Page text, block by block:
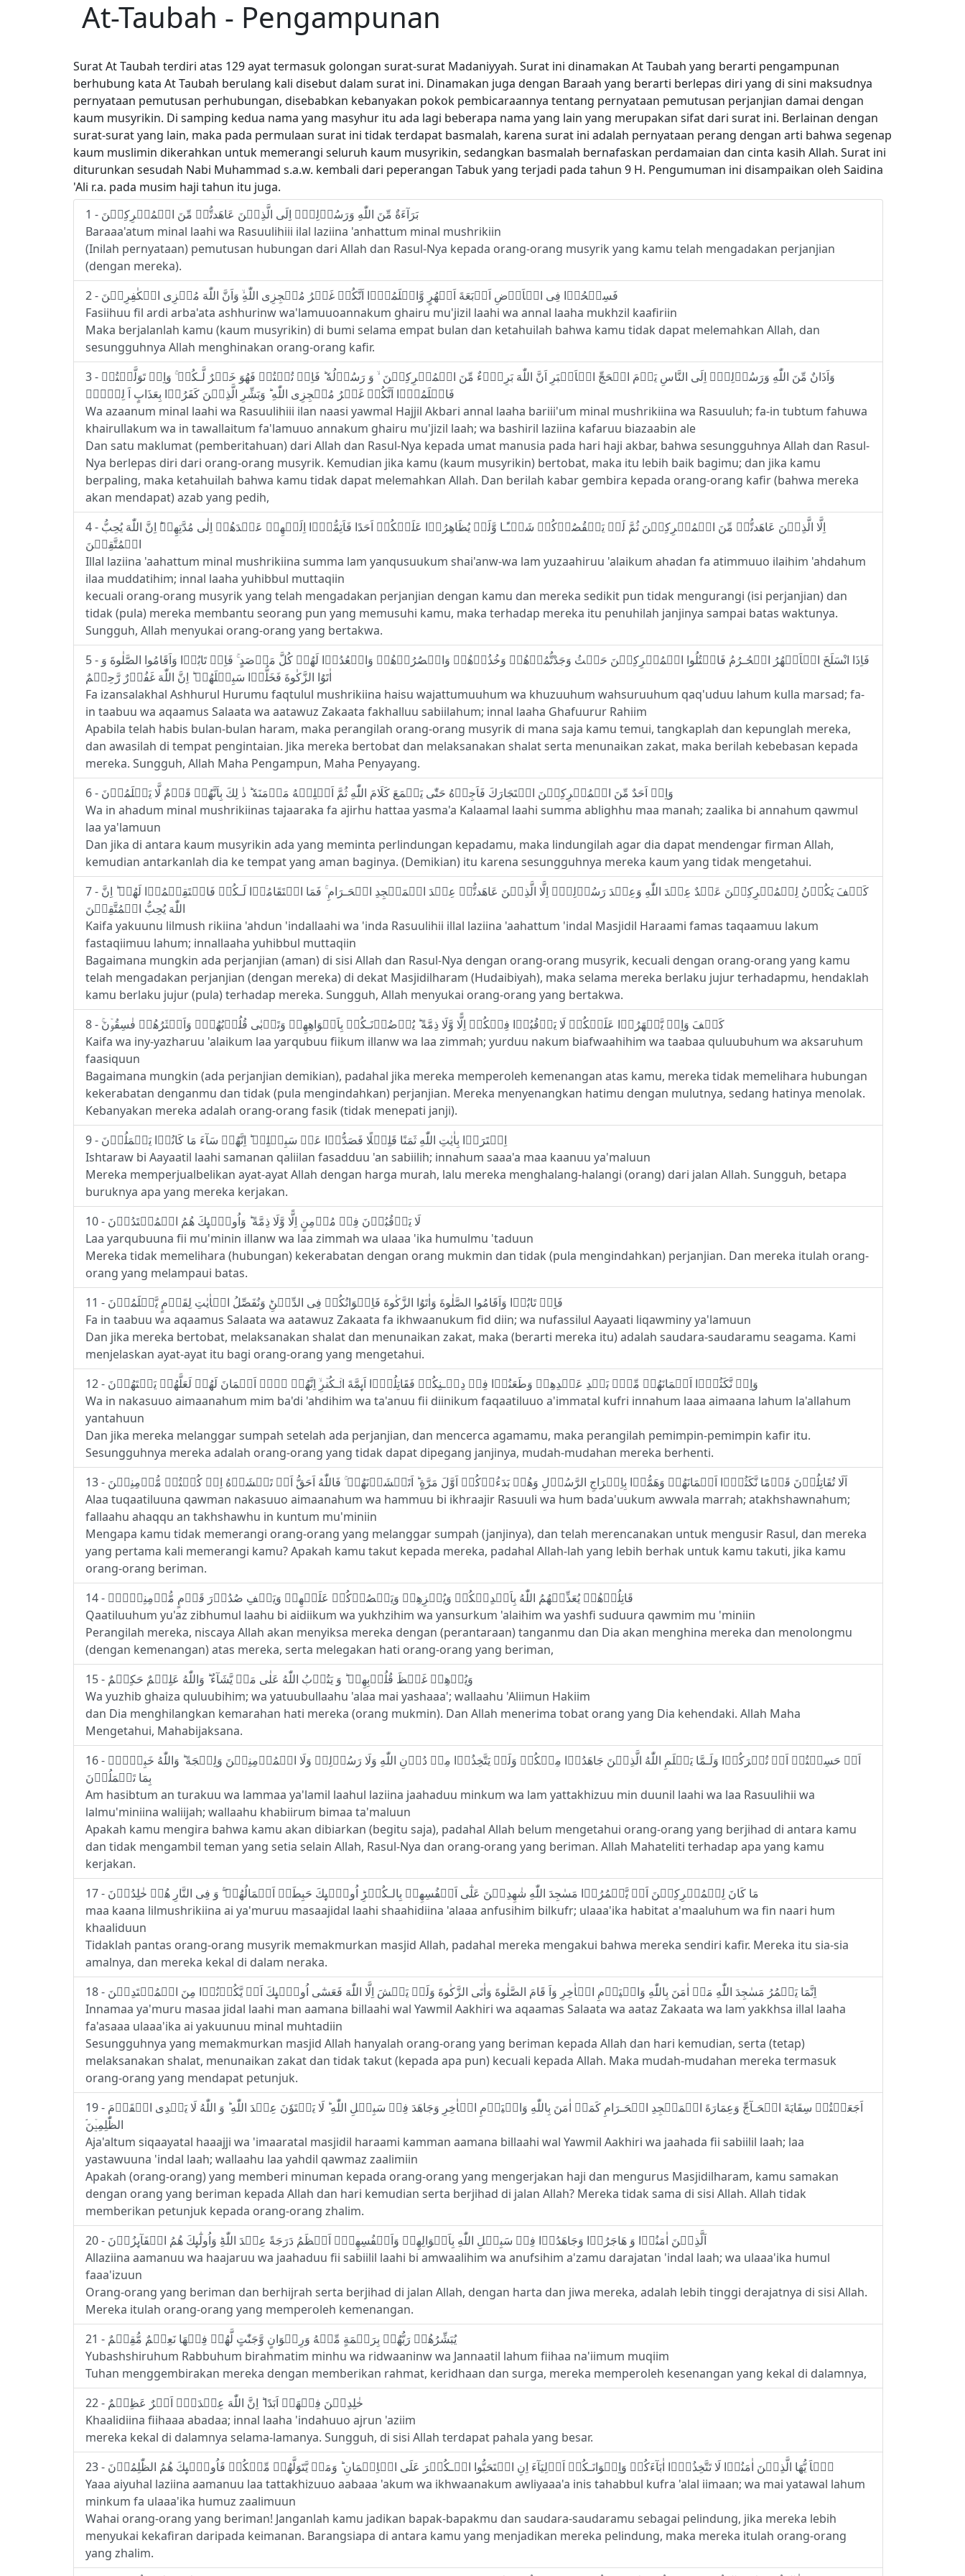
At-Taubah - Pengampunan
Surat At Taubah terdiri atas 129 ayat termasuk golongan surat-surat Madaniyyah. Surat ini dinamakan At Taubah yang berarti pengampunan
berhubung kata At Taubah berulang kali disebut dalam surat ini. Dinamakan juga dengan Baraah yang berarti berlepas diri yang di sini maksudnya
pernyataan pemutusan perhubungan, disebabkan kebanyakan pokok pembicaraannya tentang pernyataan pemutusan perjanjian damai dengan
kaum musyrikin. Di samping kedua nama yang masyhur itu ada lagi beberapa nama yang lain yang merupakan sifat dari surat ini. Berlainan dengan
surat-surat yang lain, maka pada permulaan surat ini tidak terdapat basmalah, karena surat ini adalah pernyataan perang dengan arti bahwa segenap
kaum muslimin dikerahkan untuk memerangi seluruh kaum musyrikin, sedangkan basmalah bernafaskan perdamaian dan cinta kasih Allah. Surat ini
diturunkan sesudah Nabi Muhammad s.a.w. kembali dari peperangan Tabuk yang terjadi pada tahun 9 H. Pengumuman ini disampaikan oleh Saidina
'Ali r.a. pada musim haji tahun itu juga.
1 - بَرَآءَةٌ مِّنَ اللّٰهِ وَرَسُوۡلِهٖۤ اِلَى الَّذِيۡنَ عَاهَدتُّمۡ مِّنَ الۡمُشۡرِكِيۡنَ
Baraaa'atum minal laahi wa Rasuulihiii ilal laziina 'anhattum minal mushrikiin
(Inilah pernyataan) pemutusan hubungan dari Allah dan Rasul-Nya kepada orang-orang musyrik yang kamu telah mengadakan perjanjian
(dengan mereka).
Fasiihuu fil ardi arba'ata ashhurinw wa'lamuuoannakum ghairu mu'jizil laahi wa annal laaha mukhzil kaafiriin
Maka berjalanlah kamu (kaum musyrikin) di bumi selama empat bulan dan ketahuilah bahwa kamu tidak dapat melemahkan Allah, dan
sesungguhnya Allah menghinakan orang-orang kafir.
3 - وَاَذَانٌ مِّنَ اللّٰهِ وَرَسُوۡلِهٖۤ اِلَى النَّاسِ يَوۡمَ الۡحَجِّ الۡاَكۡبَرِ اَنَّ اللّٰهَ بَرِىۡۤءٌ مِّنَ الۡمُشۡرِكِيۡنَ ‌ ۙ وَ رَسُوۡلُهٗ‌ ؕ فَاِنۡ تُبۡتُمۡ فَهُوَ خَيۡرٌ لَّـكُمۡ ‌ۚ وَاِنۡ تَوَلَّيۡتُمۡ
Wa azaanum minal laahi wa Rasuulihiii ilan naasi yawmal Hajjil Akbari annal laaha bariii'um minal mushrikiina wa Rasuuluh; fa-in tubtum fahuwa
khairullakum wa in tawallaitum fa'lamuuo annakum ghairu mu'jizil laah; wa bashiril laziina kafaruu biazaabin ale
Dan satu maklumat (pemberitahuan) dari Allah dan Rasul-Nya kepada umat manusia pada hari haji akbar, bahwa sesungguhnya Allah dan Rasul-
Nya berlepas diri dari orang-orang musyrik. Kemudian jika kamu (kaum musyrikin) bertobat, maka itu lebih baik bagimu; dan jika kamu
berpaling, maka ketahuilah bahwa kamu tidak dapat melemahkan Allah. Dan berilah kabar gembira kepada orang-orang kafir (bahwa mereka
akan mendapat) azab yang pedih,
4 - اِلَّا الَّذِيۡنَ عَاهَدتُّمۡ مِّنَ الۡمُشۡرِكِيۡنَ ثُمَّ لَمۡ يَنۡقُصُوۡكُمۡ شَيۡـًٔـا وَّلَمۡ يُظَاهِرُوۡا عَلَيۡكُمۡ اَحَدًا فَاَتِمُّوۡۤا اِلَيۡهِمۡ عَهۡدَهُمۡ اِلٰى مُدَّتِهِمۡ‌ؕ اِنَّ اللّٰهَ يُحِبُّ
Illal laziina 'aahattum minal mushrikiina summa lam yanqusuukum shai'anw-wa lam yuzaahiruu 'alaikum ahadan fa atimmuuo ilaihim 'ahdahum
ilaa muddatihim; innal laaha yuhibbul muttaqiin
kecuali orang-orang musyrik yang telah mengadakan perjanjian dengan kamu dan mereka sedikit pun tidak mengurangi (isi perjanjian) dan
tidak (pula) mereka membantu seorang pun yang memusuhi kamu, maka terhadap mereka itu penuhilah janjinya sampai batas waktunya.
Sungguh, Allah menyukai orang-orang yang bertakwa.
5 - فَاِذَا انْسَلَخَ الۡاَشۡهُرُ الۡحُـرُمُ فَاقۡتُلُوا الۡمُشۡرِكِيۡنَ حَيۡثُ وَجَدْتُّمُوۡهُمۡ وَخُذُوۡهُمۡ وَاحۡصُرُوۡهُمۡ وَاقۡعُدُوۡا لَهُمۡ كُلَّ مَرۡصَدٍ‌ ۚ فَاِنۡ تَابُوۡا وَاَقَامُوا الصَّلٰوةَ وَ
Fa izansalakhal Ashhurul Hurumu faqtulul mushrikiina haisu wajattumuuhum wa khuzuuhum wahsuruuhum qaq'uduu lahum kulla marsad; fa-
in taabuu wa aqaamus Salaata wa aatawuz Zakaata fakhalluu sabiilahum; innal laaha Ghafuurur Rahiim
Apabila telah habis bulan-bulan haram, maka perangilah orang-orang musyrik di mana saja kamu temui, tangkaplah dan kepunglah mereka,
dan awasilah di tempat pengintaian. Jika mereka bertobat dan melaksanakan shalat serta menunaikan zakat, maka berilah kebebasan kepada
mereka. Sungguh, Allah Maha Pengampun, Maha Penyayang.
Wa in ahadum minal mushrikiinas tajaaraka fa ajirhu hattaa yasma'a Kalaamal laahi summa ablighhu maa manah; zaalika bi annahum qawmul
laa ya'lamuun
Dan jika di antara kaum musyrikin ada yang meminta perlindungan kepadamu, maka lindungilah agar dia dapat mendengar firman Allah,
kemudian antarkanlah dia ke tempat yang aman baginya. (Demikian) itu karena sesungguhnya mereka kaum yang tidak mengetahui.
7 - كَيۡفَ يَكُوۡنُ لِلۡمُشۡرِكِيۡنَ عَهۡدٌ عِنۡدَ اللّٰهِ وَعِنۡدَ رَسُوۡلِهٖۤ اِلَّا الَّذِيۡنَ عَاهَدتُّمۡ عِنۡدَ الۡمَسۡجِدِ الۡحَـرَامِ‌ ۚ فَمَا اسۡتَقَامُوۡا لَـكُمۡ فَاسۡتَقِيۡمُوۡا لَهُمۡ‌ ؕ اِنَّ
Kaifa yakuunu lilmush rikiina 'ahdun 'indallaahi wa 'inda Rasuulihii illal laziina 'aahattum 'indal Masjidil Haraami famas taqaamuu lakum
fastaqiimuu lahum; innallaaha yuhibbul muttaqiin
Bagaimana mungkin ada perjanjian (aman) di sisi Allah dan Rasul-Nya dengan orang-orang musyrik, kecuali dengan orang-orang yang kamu
telah mengadakan perjanjian (dengan mereka) di dekat Masjidilharam (Hudaibiyah), maka selama mereka berlaku jujur terhadapmu, hendaklah
kamu berlaku jujur (pula) terhadap mereka. Sungguh, Allah menyukai orang-orang yang bertakwa.
Kaifa wa iny-yazharuu 'alaikum laa yarqubuu fiikum illanw wa laa zimmah; yurduu nakum biafwaahihim wa taabaa quluubuhum wa aksaruhum
faasiquun
Bagaimana mungkin (ada perjanjian demikian), padahal jika mereka memperoleh kemenangan atas kamu, mereka tidak memelihara hubungan
kekerabatan denganmu dan tidak (pula mengindahkan) perjanjian. Mereka menyenangkan hatimu dengan mulutnya, sedang hatinya menolak.
Kebanyakan mereka adalah orang-orang fasik (tidak menepati janji).
Ishtaraw bi Aayaatil laahi samanan qaliilan fasadduu 'an sabiilih; innahum saaa'a maa kaanuu ya'maluun
Mereka memperjualbelikan ayat-ayat Allah dengan harga murah, lalu mereka menghalang-halangi (orang) dari jalan Allah. Sungguh, betapa
buruknya apa yang mereka kerjakan.
Laa yarqubuuna fii mu'minin illanw wa laa zimmah wa ulaaa 'ika humulmu 'taduun
Mereka tidak memelihara (hubungan) kekerabatan dengan orang mukmin dan tidak (pula mengindahkan) perjanjian. Dan mereka itulah orang-
orang yang melampaui batas.
Fa in taabuu wa aqaamus Salaata wa aatawuz Zakaata fa ikhwaanukum fid diin; wa nufassilul Aayaati liqawminy ya'lamuun
Dan jika mereka bertobat, melaksanakan shalat dan menunaikan zakat, maka (berarti mereka itu) adalah saudara-saudaramu seagama. Kami
menjelaskan ayat-ayat itu bagi orang-orang yang mengetahui.
Wa in nakasuuo aimaanahum mim ba'di 'ahdihim wa ta'anuu fii diinikum faqaatiluuo a'immatal kufri innahum laaa aimaana lahum la'allahum
yantahuun
Dan jika mereka melanggar sumpah setelah ada perjanjian, dan mencerca agamamu, maka perangilah pemimpin-pemimpin kafir itu.
Sesungguhnya mereka adalah orang-orang yang tidak dapat dipegang janjinya, mudah-mudahan mereka berhenti.
Alaa tuqaatiluuna qawman nakasuuo aimaanahum wa hammuu bi ikhraajir Rasuuli wa hum bada'uukum awwala marrah; atakhshawnahum;
fallaahu ahaqqu an takhshawhu in kuntum mu'miniin
Mengapa kamu tidak memerangi orang-orang yang melanggar sumpah (janjinya), dan telah merencanakan untuk mengusir Rasul, dan mereka
yang pertama kali memerangi kamu? Apakah kamu takut kepada mereka, padahal Allah-lah yang lebih berhak untuk kamu takuti, jika kamu
orang-orang beriman.
Qaatiluuhum yu'az zibhumul laahu bi aidiikum wa yukhzihim wa yansurkum 'alaihim wa yashfi suduura qawmim mu 'miniin
Perangilah mereka, niscaya Allah akan menyiksa mereka dengan (perantaraan) tanganmu dan Dia akan menghina mereka dan menolongmu
(dengan kemenangan) atas mereka, serta melegakan hati orang-orang yang beriman,
Wa yuzhib ghaiza quluubihim; wa yatuubullaahu 'alaa mai yashaaa'; wallaahu 'Aliimun Hakiim
dan Dia menghilangkan kemarahan hati mereka (orang mukmin). Dan Allah menerima tobat orang yang Dia kehendaki. Allah Maha
Mengetahui, Mahabijaksana.
16 - اَمۡ حَسِبۡتُمۡ اَنۡ تُتۡرَكُوۡا وَلَـمَّا يَعۡلَمِ اللّٰهُ الَّذِيۡنَ جَاهَدُوۡا مِنۡكُمۡ وَلَمۡ يَتَّخِذُوۡا مِنۡ دُوۡنِ اللّٰهِ وَلَا رَسُوۡلِهٖ وَلَا الۡمُؤۡمِنِيۡنَ وَلِيۡجَةً‌ ؕ وَاللّٰهُ خَبِيۡرٌۢ
Am hasibtum an turakuu wa lammaa ya'lamil laahul laziina jaahaduu minkum wa lam yattakhizuu min duunil laahi wa laa Rasuulihii wa
lalmu'miniina waliijah; wallaahu khabiirum bimaa ta'maluun
Apakah kamu mengira bahwa kamu akan dibiarkan (begitu saja), padahal Allah belum mengetahui orang-orang yang berjihad di antara kamu
dan tidak mengambil teman yang setia selain Allah, Rasul-Nya dan orang-orang yang beriman. Allah Mahateliti terhadap apa yang kamu
kerjakan.
maa kaana lilmushrikiina ai ya'muruu masaajidal laahi shaahidiina 'alaaa anfusihim bilkufr; ulaaa'ika habitat a'maaluhum wa fin naari hum
khaaliduun
Tidaklah pantas orang-orang musyrik memakmurkan masjid Allah, padahal mereka mengakui bahwa mereka sendiri kafir. Mereka itu sia-sia
amalnya, dan mereka kekal di dalam neraka.
Innamaa ya'muru masaa jidal laahi man aamana billaahi wal Yawmil Aakhiri wa aqaamas Salaata wa aataz Zakaata wa lam yakkhsa illal laaha
fa'asaaa ulaaa'ika ai yakuunuu minal muhtadiin
Sesungguhnya yang memakmurkan masjid Allah hanyalah orang-orang yang beriman kepada Allah dan hari kemudian, serta (tetap)
melaksanakan shalat, menunaikan zakat dan tidak takut (kepada apa pun) kecuali kepada Allah. Maka mudah-mudahan mereka termasuk
orang-orang yang mendapat petunjuk.
19 - اَجَعَلۡتُمۡ سِقَايَةَ الۡحَـآجِّ وَعِمَارَةَ الۡمَسۡجِدِ الۡحَـرَامِ كَمَنۡ اٰمَنَ بِاللّٰهِ وَالۡيَوۡمِ الۡاٰخِرِ وَجَاهَدَ فِىۡ سَبِيۡلِ اللّٰهِ‌ ؕ لَا يَسۡتَوٗنَ عِنۡدَ اللّٰهِ ‌ؕ وَ اللّٰهُ لَا يَهۡدِى الۡقَوۡمَ
Aja'altum siqaayatal haaajji wa 'imaaratal masjidil haraami kamman aamana billaahi wal Yawmil Aakhiri wa jaahada fii sabiilil laah; laa
yastawuuna 'indal laah; wallaahu laa yahdil qawmaz zaalimiin
Apakah (orang-orang) yang memberi minuman kepada orang-orang yang mengerjakan haji dan mengurus Masjidilharam, kamu samakan
dengan orang yang beriman kepada Allah dan hari kemudian serta berjihad di jalan Allah? Mereka tidak sama di sisi Allah. Allah tidak
memberikan petunjuk kepada orang-orang zhalim.
Allaziina aamanuu wa haajaruu wa jaahaduu fii sabiilil laahi bi amwaalihim wa anufsihim a'zamu darajatan 'indal laah; wa ulaaa'ika humul
faaa'izuun
Orang-orang yang beriman dan berhijrah serta berjihad di jalan Allah, dengan harta dan jiwa mereka, adalah lebih tinggi derajatnya di sisi Allah.
Mereka itulah orang-orang yang memperoleh kemenangan.
21 - يُبَشِّرُهُمۡ رَبُّهُمۡ بِرَحۡمَةٍ مِّنۡهُ وَرِضۡوَانٍ وَّجَنّٰتٍ لَّهُمۡ فِيۡهَا نَعِيۡمٌ مُّقِيۡمٌ
Yubashshiruhum Rabbuhum birahmatim minhu wa ridwaaninw wa Jannaatil lahum fiihaa na'iimum muqiim
Tuhan menggembirakan mereka dengan memberikan rahmat, keridhaan dan surga, mereka memperoleh kesenangan yang kekal di dalamnya,
Khaalidiina fiihaaa abadaa; innal laaha 'indahuuo ajrun 'aziim
mereka kekal di dalamnya selama-lamanya. Sungguh, di sisi Allah terdapat pahala yang besar.
Yaaa aiyuhal laziina aamanuu laa tattakhizuuo aabaaa 'akum wa ikhwaanakum awliyaaa'a inis tahabbul kufra 'alal iimaan; wa mai yatawal lahum
minkum fa ulaaa'ika humuz zaalimuun
Wahai orang-orang yang beriman! Janganlah kamu jadikan bapak-bapakmu dan saudara-saudaramu sebagai pelindung, jika mereka lebih
menyukai kekafiran daripada keimanan. Barangsiapa di antara kamu yang menjadikan mereka pelindung, maka mereka itulah orang-orang
yang zhalim.